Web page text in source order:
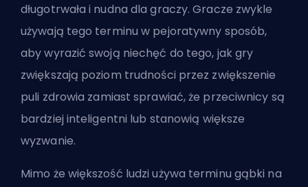
długotrwała i nudna dla graczy. Gracze zwykle
używają tego terminu w pejoratywny sposób,
aby wyrazić swoją niechęć do tego, jak gry
zwiększają poziom trudności przez zwiększenie
puli zdrowia zamiast sprawiać, że przeciwnicy są
bardziej inteligentni lub stanowią większe
wyzwanie.
Mimo że większość ludzi używa terminu gąbki na